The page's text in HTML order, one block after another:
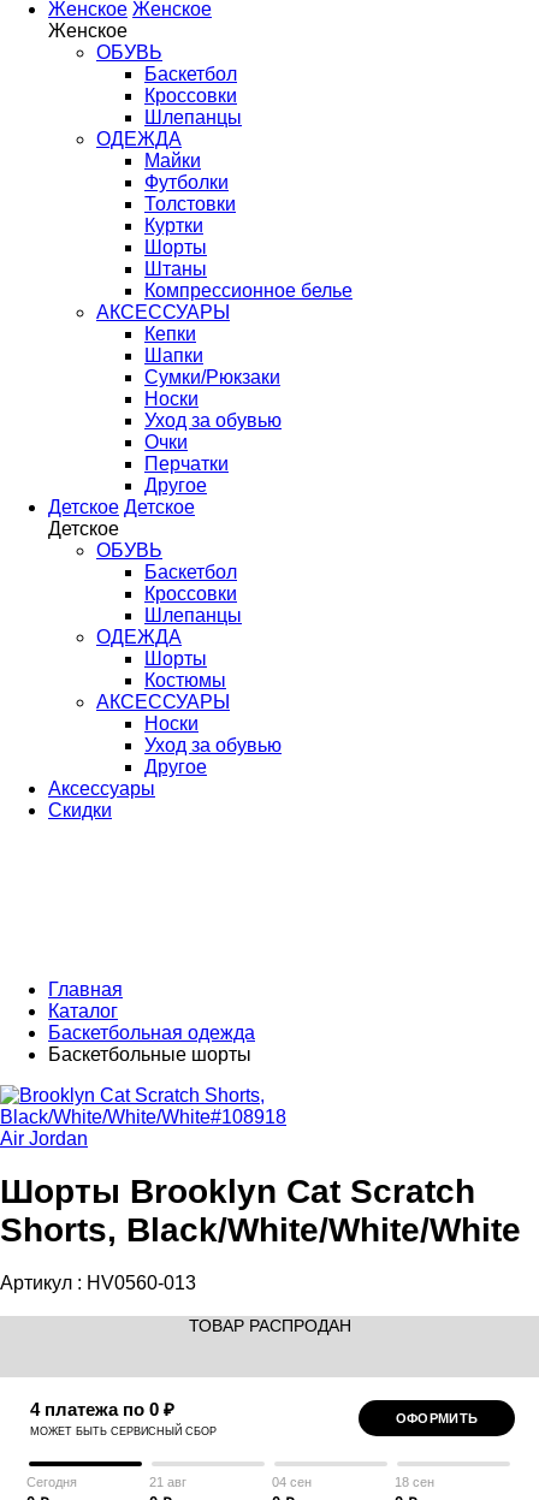
Женское Женское
Женское
ОБУВЬ
Баскетбол
Кроссовки
Шлепанцы
ОДЕЖДА
Майки
Футболки
Толстовки
Куртки
Шорты
Штаны
Компрессионное белье
АКСЕССУАРЫ
Кепки
Шапки
Сумки/Рюкзаки
Носки
Уход за обувью
Очки
Перчатки
Другое
Детское Детское
Детское
ОБУВЬ
Баскетбол
Кроссовки
Шлепанцы
ОДЕЖДА
Шорты
Костюмы
АКСЕССУАРЫ
Носки
Уход за обувью
Другое
Аксессуары
Скидки
Главная
Каталог
Баскетбольная одежда
Баскетбольные шорты
Air Jordan
Шорты Brooklyn Cat Scratch
Shorts, Black/White/White/White
Артикул : HV0560-013
ТОВАР РАСПРОДАН
4 платежа по 0 ₽
МОЖЕТ БЫТЬ СЕРВИСНЫЙ СБОР
ОФОРМИТЬ
Сегодня 21 авг 04 сен 18 сен